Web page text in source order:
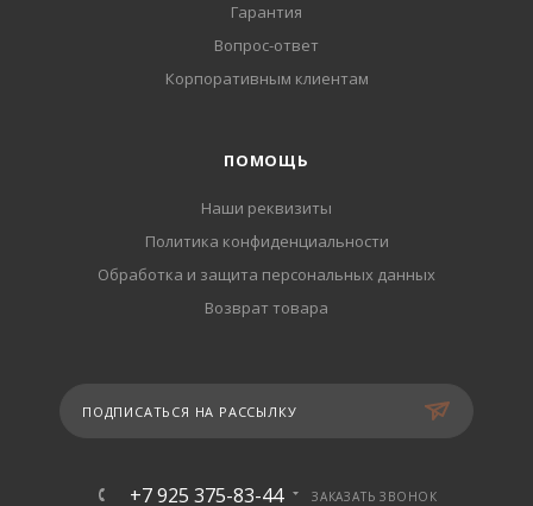
Гарантия
Вопрос-ответ
Корпоративным клиентам
ПОМОЩЬ
Наши реквизиты
Политика конфиденциальности
Обработка и защита персональных данных
Возврат товара
ПОДПИСАТЬСЯ НА РАССЫЛКУ
+7 925 375-83-44 ЗАКАЗАТЬ ЗВОНОК